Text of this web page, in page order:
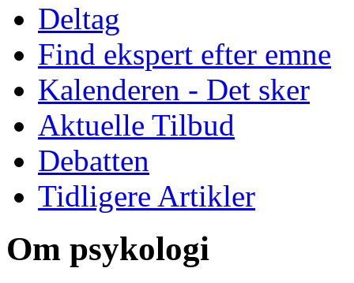
Deltag
Find ekspert efter emne
Kalenderen - Det sker
Aktuelle Tilbud
Debatten
Tidligere Artikler
Om psykologi